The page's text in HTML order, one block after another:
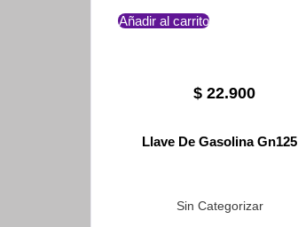
Añadir al carrito
$22.900
Llave De Gasolina Gn125
Sin Categorizar